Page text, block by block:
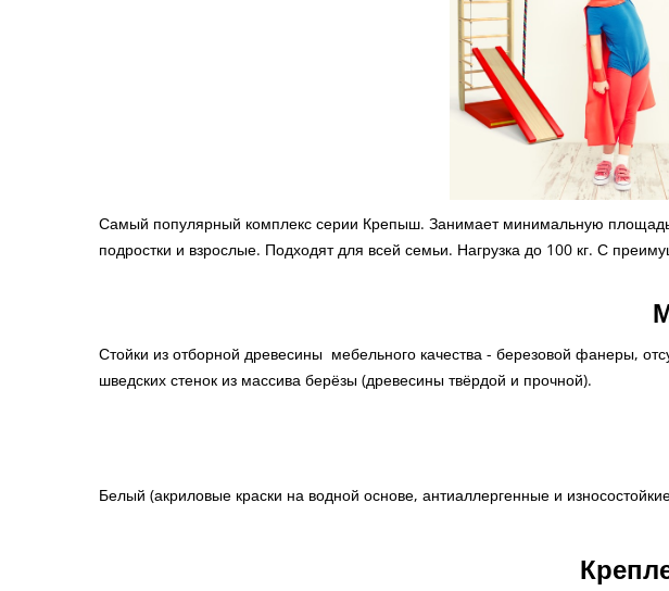
Самый популярный комплекс серии Крепыш. Занимает минимальную площадь
подростки и взрослые. Подходят для всей семьи. Нагрузка до 100 кг. С
Стойки из отборной древесины мебельного качества - березовой фанеры,
шведских стенок из массива берёзы (древесины твёрдой и прочной).
Белый (акриловые краски на водной основе, антиаллергенные и